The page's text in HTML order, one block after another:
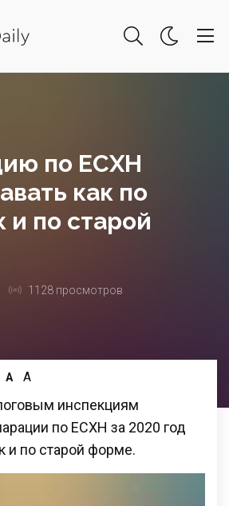
по ЕСХН
как по
и по старой
1128 просмотров
А А
инспекциям
по ЕСХН за 2020 год
и по старой форме.